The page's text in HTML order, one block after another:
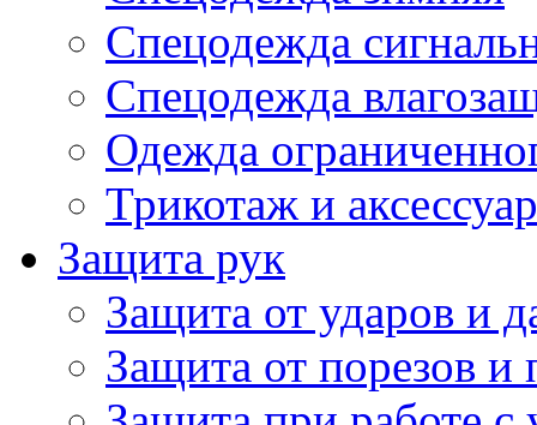
Спецодежда
Спецодежда
Одежда
Трикотаж и
Защита рук
Защита от ударов и
Защита от порезов и